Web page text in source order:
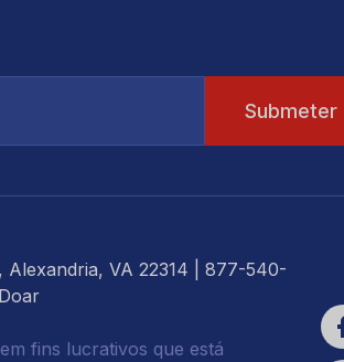
VA 22314 | 877-540-
Doar
fins lucrativos que está